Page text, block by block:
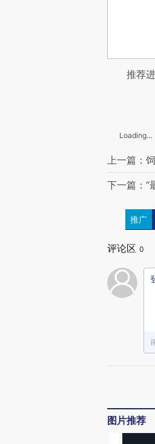
推荐进
Loading...
上一篇：
下一篇：“
推广
评论区 0
图片推荐